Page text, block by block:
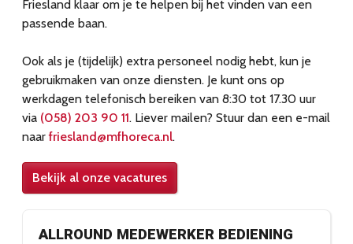
Friesland klaar om je te helpen bij het vinden van een
passende baan.
Ook als je (tijdelijk) extra personeel nodig hebt, kun je
gebruikmaken van onze diensten. Je kunt ons op
werkdagen telefonisch bereiken van 8:30 tot 17.30 uur
via (058) 203 90 11. Liever mailen? Stuur dan een e-mail
naarfriesland@mfhoreca.nl.
Bekijk al onze vacatures
ALLROUND MEDEWERKER BEDIENING